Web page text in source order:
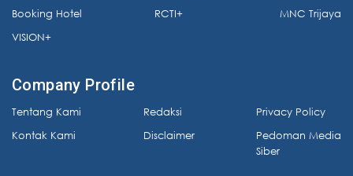
Booking Hotel
VISION+
RCTI+
MNC Trijaya
Company Profile
Tentang Kami
Kontak Kami
Redaksi
Disclaimer
Privacy Policy
Pedoman Media
Siber